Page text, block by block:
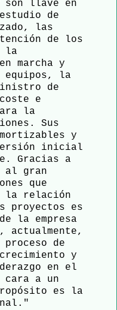
son llave en
de
las
de los
la
marcha y
equipos, la
de
e
la
Sus
y
inicial
Gracias a
al gran
que
la relación
proyectos es
la empresa
actualmente,
de
y
en el
cara a un
es la